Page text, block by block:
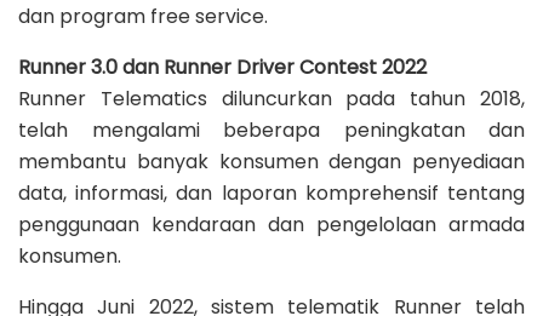
dan program free service.
Runner 3.0 dan Runner Driver Contest 2022
Runner Telematics diluncurkan pada tahun 2018,
telah mengalami beberapa peningkatan dan
membantu banyak konsumen dengan penyediaan
data, informasi, dan laporan komprehensif tentang
penggunaan kendaraan dan pengelolaan armada
konsumen.
Hingga Juni 2022, sistem telematik Runner telah